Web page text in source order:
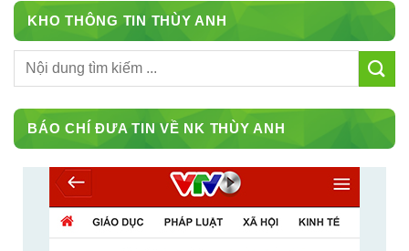
KHO THÔNG TIN THÙY ANH
BÁO CHÍ ĐƯA TIN VỀ NK THÙY ANH